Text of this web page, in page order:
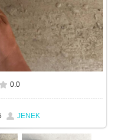
1280x960
0.0
JENEK